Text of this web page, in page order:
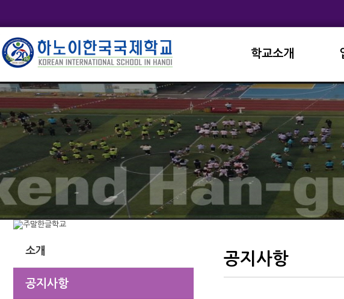
학교소개
교직원인사
학교상징
학교연혁
학교교육목표
학교현황
소개
공지사항
공지사항